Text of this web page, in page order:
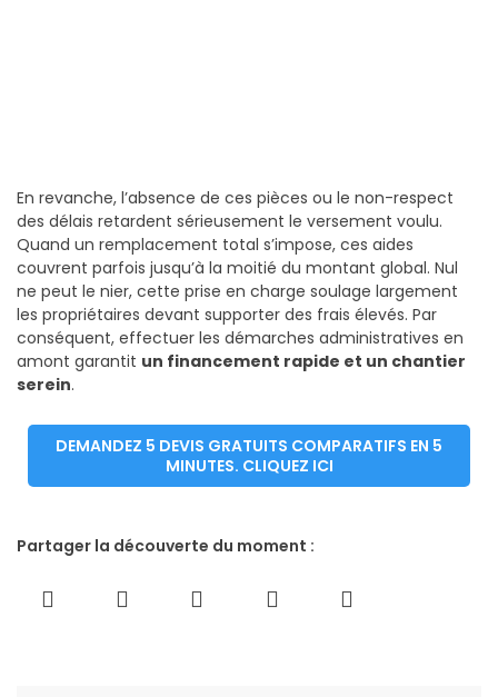
En revanche, l’absence de ces pièces ou le non-respect
des délais retardent sérieusement le versement voulu.
Quand un remplacement total s’impose, ces aides
couvrent parfois jusqu’à la moitié du montant global. Nul
ne peut le nier, cette prise en charge soulage largement
les propriétaires devant supporter des frais élevés. Par
conséquent, effectuer les démarches administratives en
amont garantit un financement rapide et un chantier
serein.
DEMANDEZ 5 DEVIS GRATUITS COMPARATIFS EN 5
MINUTES. CLIQUEZ ICI
Partager la découverte du moment :